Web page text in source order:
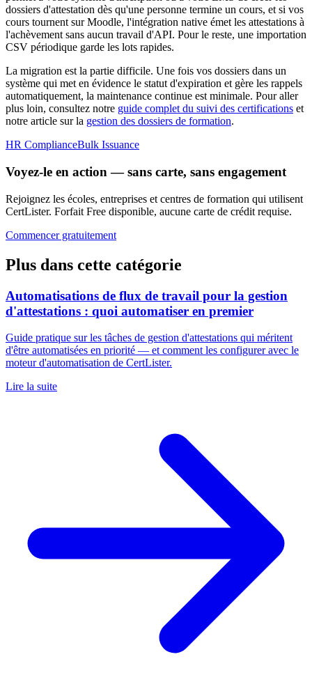
dossiers d'attestation dès qu'une personne termine un cours, et si vos
cours tournent sur Moodle, l'intégration native émet les attestations à
l'achèvement sans aucun travail d'API. Pour le reste, une importation
CSV périodique garde les lots rapides.
La migration est la partie difficile. Une fois vos dossiers dans un
système qui met en évidence le statut d'expiration et gère les rappels
automatiquement, la maintenance continue est minimale. Pour aller
plus loin, consultez notre guide complet du suivi des certifications et
notre article sur la gestion des dossiers de formation.
HR ComplianceBulk Issuance
Voyez-le en action — sans carte, sans engagement
Rejoignez les écoles, entreprises et centres de formation qui utilisent
CertLister. Forfait Free disponible, aucune carte de crédit requise.
Commencer gratuitement
Plus dans cette catégorie
Automatisations de flux de travail pour la gestion
d'attestations : quoi automatiser en premier
Guide pratique sur les tâches de gestion d'attestations qui méritent
d'être automatisées en priorité — et comment les configurer avec le
moteur d'automatisation de CertLister.
Lire la suite